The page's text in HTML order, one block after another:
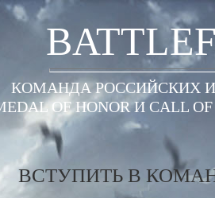
КОМАНДА РОССИЙСКИХ
OF HONOR И
ВСТУПИТЬ В